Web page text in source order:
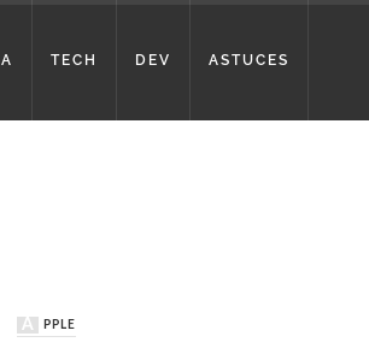
IA TECH DEV ASTUCES
APPLE